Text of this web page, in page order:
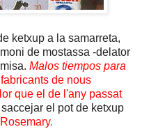
ketxup a la samarreta,
de mostassa -delator
Malos tiempos para
de nous
que el de l'any passat
el pot de ketxup
.